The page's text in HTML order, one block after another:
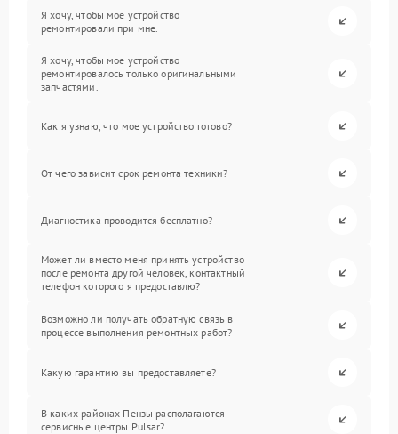
Я хочу, чтобы мое устройство
ремонтировали при мне.
Я хочу, чтобы мое устройство
ремонтировалось только оригинальными
запчастями.
Как я узнаю, что мое устройство готово?
От чего зависит срок ремонта техники?
Диагностика проводится бесплатно?
Может ли вместо меня принять устройство
после ремонта другой человек, контактный
телефон которого я предоставлю?
Возможно ли получать обратную связь в
процессе выполнения ремонтных работ?
Какую гарантию вы предоставляете?
В каких районах Пензы располагаются
сервисные центры Pulsar?